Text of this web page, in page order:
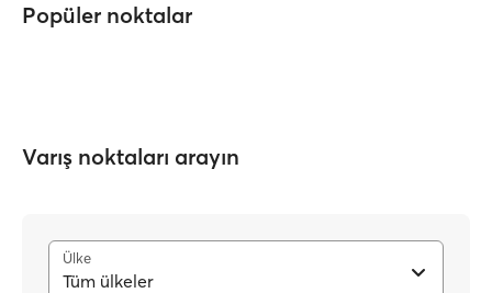
Popüler noktalar
Varış noktaları arayın
Ülke
Tüm ülkeler